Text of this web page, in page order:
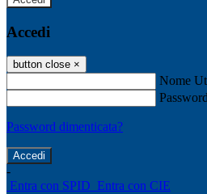
Accedi
button close ×
Nome
Password dimenticata?
-
Entra con SPID Entra con CIE